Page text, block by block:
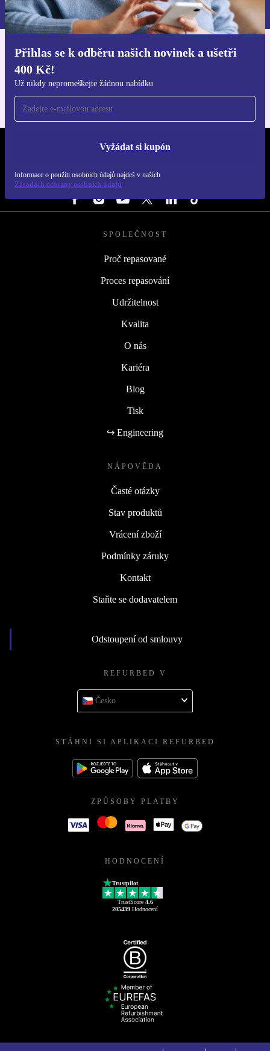
Přihlas se k odběru našich novinek a ušetři
400 Kč!
Už nikdy nepromeškejte žádnou nabídku
Vyžádat si kupón
Informace o použití osobních údajů najdeš v našich
Zásadách ochrany osobních údajů
Zásadách ochrany osobních údajů.
Stáhni si aplikaci refurbed
REFURBED ČESKO - RETHINK NEW.
SLEDUJ NÁS
SPOLEČNOST
Proč repasované
Proces repasování
Udržitelnost
Kvalita
O nás
Kariéra
Blog
Tisk
↪ Engineering
NÁPOVĚDA
Časté otázky
Stav produktů
Vrácení zboží
Podmínky záruky
Kontakt
Staňte se dodavatelem
Odstoupení od smlouvy
REFURBED V
Česko
STÁHNI SI APLIKACI REFURBED
ZPŮSOBY PLATBY
HODNOCENÍ
Trustpilot
TrustScore 4.6
205439 Hodnocení